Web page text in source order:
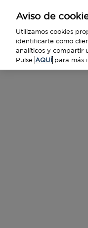
Aviso de
Utilizamos cookies
identificarte como
analíticos y compartir
Pulse AQUÍ para más